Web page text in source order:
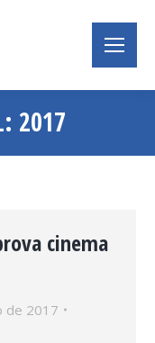
2017
aqui:
cinema
de 2017